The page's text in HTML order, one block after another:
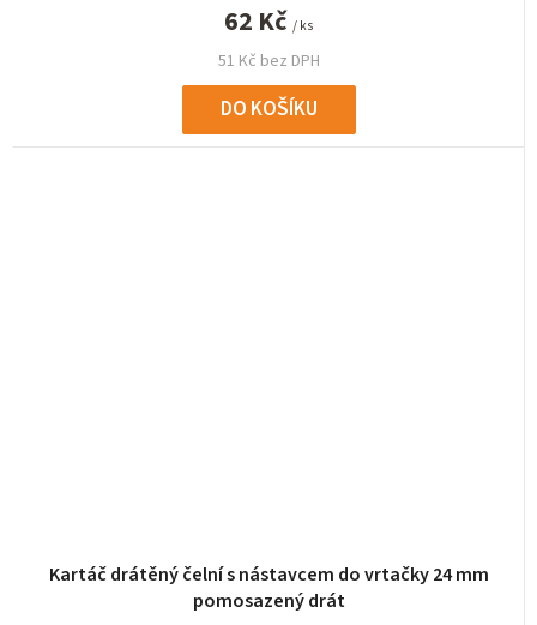
51 Kč bez DPH
62 Kč / ks
DO KOŠÍKU
Kartáč drátěný čelní s nástavcem do vrtačky 24 mm
pomosazený drát